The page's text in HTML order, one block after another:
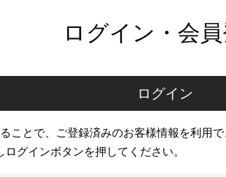
ログイン・会
ログイン
ことで、ご登録済みのお客様情報を利用で
グインボタンを押してください。